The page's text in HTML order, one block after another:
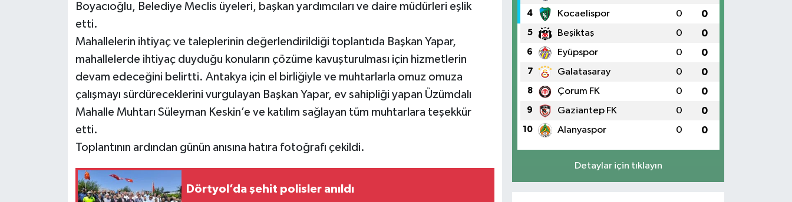
Boyacıoğlu, Belediye Meclis üyeleri, başkan yardımcıları ve daire müdürleri eşlik
etti.
Mahallelerin ihtiyaç ve taleplerinin değerlendirildiği toplantıda Başkan Yapar,
mahallelerde ihtiyaç duyduğu konuların çözüme kavuşturulması için hizmetlerin
devam edeceğini belirtti. Antakya için el birliğiyle ve muhtarlarla omuz omuza
çalışmayı sürdüreceklerini vurgulayan Başkan Yapar, ev sahipliği yapan Üzümdalı
Mahalle Muhtarı Süleyman Keskin’e ve katılım sağlayan tüm muhtarlara teşekkür
etti.
Toplantının ardından günün anısına hatıra fotoğrafı çekildi.
Dörtyol’da şehit polisler anıldı
4 Kocaelispor 0 0
5 Beşiktaş 0 0
6 Eyüpspor 0 0
7 Galatasaray 0 0
8 Çorum FK 0 0
9 Gaziantep FK 0 0
10 Alanyaspor 0 0
Detaylar için tıklayın